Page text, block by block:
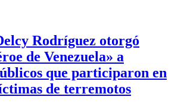
Rodríguez otorgó
de Venezuela» a
que participaron en
de terremotos